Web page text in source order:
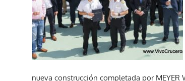
nueva construcción completada por MEYER